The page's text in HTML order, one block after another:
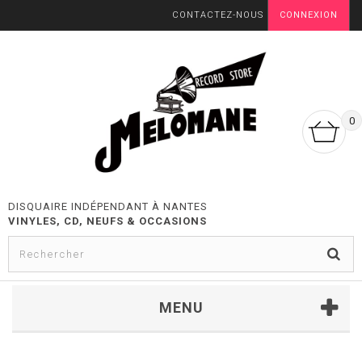
CONNEXION
CONTACTEZ-NOUS
0
DISQUAIRE INDÉPENDANT À NANTES
VINYLES, CD, NEUFS & OCCASIONS
MENU